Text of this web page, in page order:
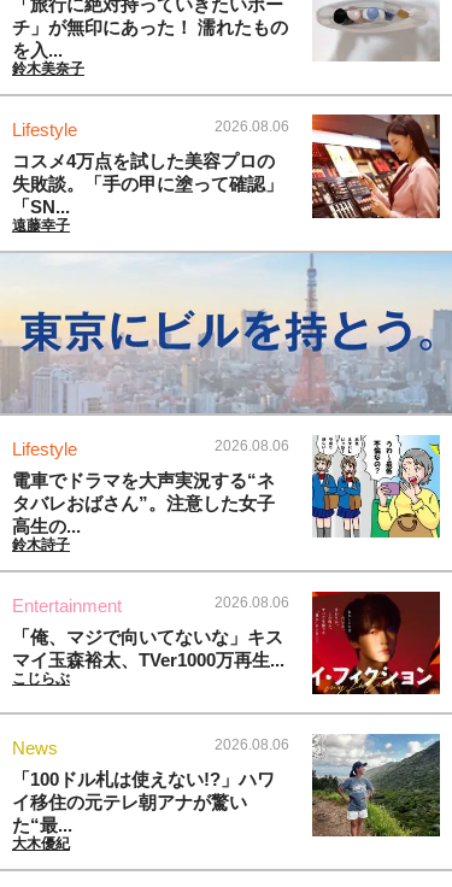
「旅行に絶対持っていきたいポー
チ」が無印にあった！ 濡れたもの
を入...
鈴木美奈子
Lifestyle 2026.08.06
コスメ4万点を試した美容プロの
失敗談。「手の甲に塗って確認」
「SN...
遠藤幸子
Lifestyle 2026.08.06
電車でドラマを大声実況する“ネ
タバレおばさん”。注意した女子
高生の...
鈴木詩子
Entertainment 2026.08.06
「俺、マジで向いてないな」キス
マイ玉森裕太、TVer1000万再生...
こじらぶ
News 2026.08.06
「100ドル札は使えない!?」ハワ
イ移住の元テレ朝アナが驚い
た“最...
大木優紀